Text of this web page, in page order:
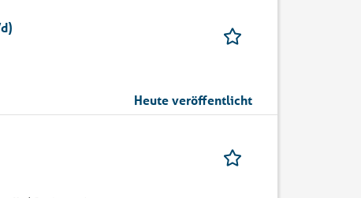
Heute veröffentlicht